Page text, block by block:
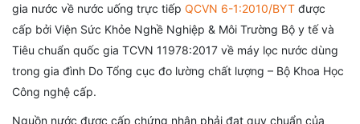
gia nước về nước uống trực tiếp QCVN 6-1:2010/BYT được
cấp bởi Viện Sức Khỏe Nghề Nghiệp & Môi Trường Bộ y tế và
Tiêu chuẩn quốc gia TCVN 11978:2017 về máy lọc nước dùng
trong gia đình Do Tổng cục đo lường chất lượng – Bộ Khoa Học
Công nghệ cấp.
Nguồn nước được cấp chứng nhận phải đạt quy chuẩn của